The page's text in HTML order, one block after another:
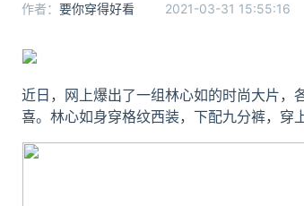
作者： 要你穿得好看 2021-03-31 15:55:16
近日，网上爆出了一组林心如的时尚大片，
喜。林心如身穿格纹西装，下配九分裤，穿